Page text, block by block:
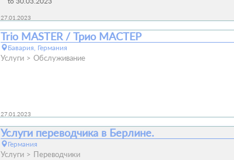
27.01.2023
Trio MASTER / Трио МАСТЕР
Бавария, Германия
Услуги Обслуживание
27.01.2023
Услуги переводчика в Берлине.
Германия
Услуги Переводчики